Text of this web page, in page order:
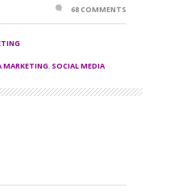
MARKETING, SOCIAL MEDIA
68 COMMENTS